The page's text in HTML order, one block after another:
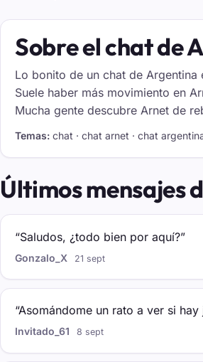
Sobre el chat de
Lo bonito de un chat de
Suele haber más movimiento en
Mucha gente descubre Arnet de
Temas: chat · chat arnet · chat
Últimos mensajes
“Saludos, ¿todo bien por aquí?”
Gonzalo_X 21 sept
“Asomándome un rato a ver si hay
Invitado_61 8 sept